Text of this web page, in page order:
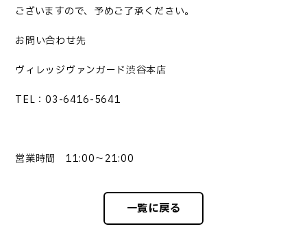
ございますので、予めご了承ください。
お問い合わせ先
ヴィレッジヴァンガード渋谷本店
TEL：03-6416-5641
営業時間 11:00～21:00
一覧に戻る